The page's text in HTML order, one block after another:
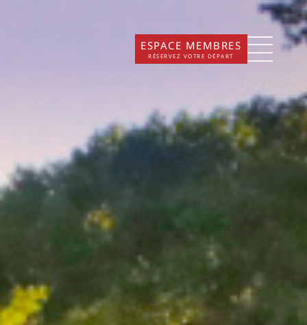
ESPACE MEMBRES
RÉSERVEZ VOTRE DÉPART